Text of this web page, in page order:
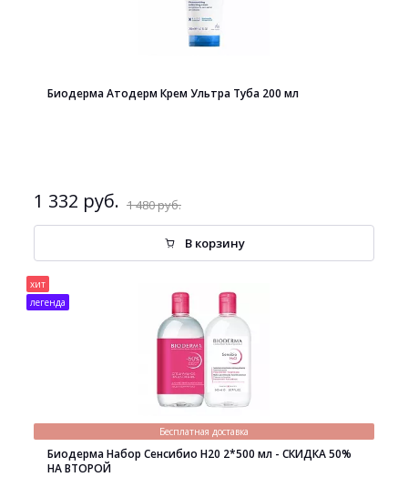
Биодерма Атодерм Крем Ультра Туба 200 мл
1 332 руб. 1 480 руб.
В корзину
хит
легенда
Бесплатная доставка
Биодерма Набор Сенсибио H20 2*500 мл - СКИДКА 50%
НА ВТОРОЙ